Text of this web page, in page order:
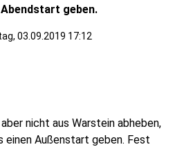
geben.
03.09.2019 17:12
nicht aus Warstein abheben,
Außenstart geben. Fest